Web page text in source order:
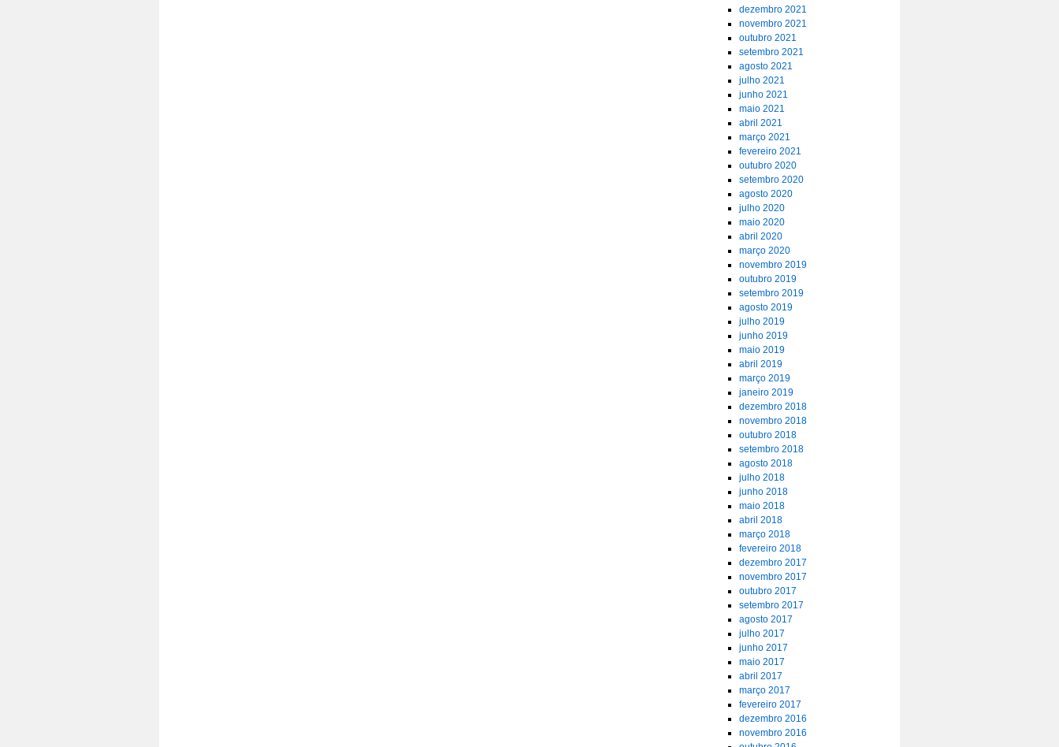
dezembro 2021
novembro 2021
outubro 2021
setembro 2021
agosto 2021
julho 2021
junho 2021
maio 2021
abril 2021
março 2021
fevereiro 2021
outubro 2020
setembro 2020
agosto 2020
julho 2020
maio 2020
abril 2020
março 2020
novembro 2019
outubro 2019
setembro 2019
agosto 2019
julho 2019
junho 2019
maio 2019
abril 2019
março 2019
janeiro 2019
dezembro 2018
novembro 2018
outubro 2018
setembro 2018
agosto 2018
julho 2018
junho 2018
maio 2018
abril 2018
março 2018
fevereiro 2018
dezembro 2017
novembro 2017
outubro 2017
setembro 2017
agosto 2017
julho 2017
junho 2017
maio 2017
abril 2017
março 2017
fevereiro 2017
dezembro 2016
novembro 2016